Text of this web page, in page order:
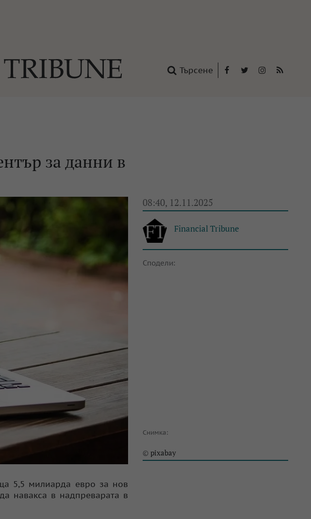
Търсене
за данни в
08:40, 12.11.2025
Financial Tribune
Сподели:
Снимка:
© pixabay
5,5 милиарда евро за нов
навакса в надпреварата в